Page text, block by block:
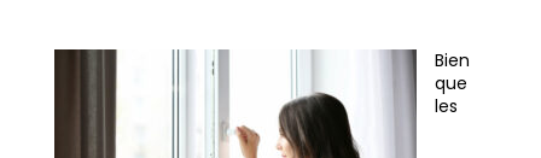
Bien
que
les